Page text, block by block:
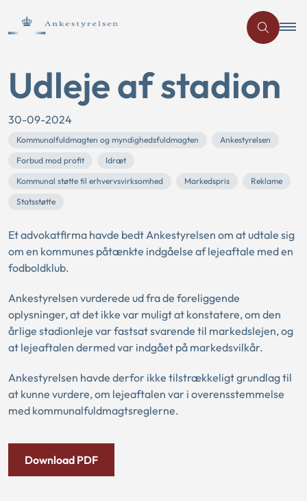
Udleje af stadion
30-09-2024
Kommunalfuldmagten og myndighedsfuldmagten
Ankestyrelsen
Forbud mod profit
Idræt
Kommunal støtte til erhvervsvirksomhed
Markedspris
Reklame
Statsstøtte
Et advokatfirma havde bedt Ankestyrelsen om at udtale sig
om en kommunes påtænkte indgåelse af lejeaftale med en
fodboldklub.
Ankestyrelsen vurderede ud fra de foreliggende
oplysninger, at det ikke var muligt at konstatere, om den
årlige stadionleje var fastsat svarende til markedslejen, og
at lejeaftalen dermed var indgået på markedsvilkår.
Ankestyrelsen havde derfor ikke tilstrækkeligt grundlag til
at kunne vurdere, om lejeaftalen var i overensstemmelse
med kommunalfuldmagtsreglerne.
Download PDF